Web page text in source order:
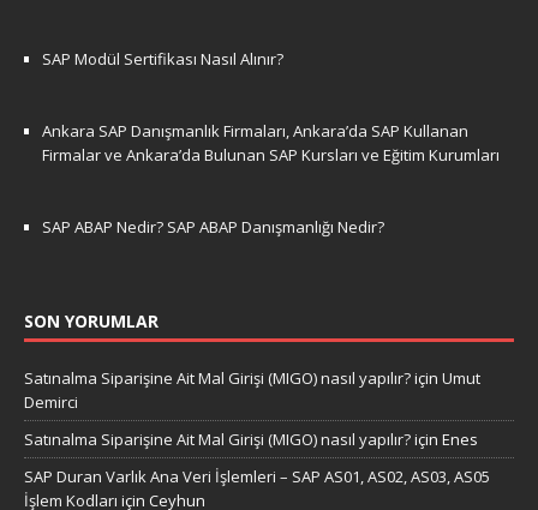
SAP Modül Sertifikası Nasıl Alınır?
Ankara SAP Danışmanlık Firmaları, Ankara’da SAP Kullanan
Firmalar ve Ankara’da Bulunan SAP Kursları ve Eğitim Kurumları
SAP ABAP Nedir? SAP ABAP Danışmanlığı Nedir?
SON YORUMLAR
Satınalma Siparişine Ait Mal Girişi (MIGO) nasıl yapılır?için Umut
Demirci
Satınalma Siparişine Ait Mal Girişi (MIGO) nasıl yapılır?için Enes
SAP Duran Varlık Ana Veri İşlemleri – SAP AS01, AS02, AS03, AS05
İşlem Kodları için Ceyhun